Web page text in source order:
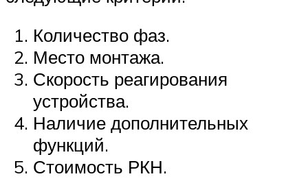
Количество фаз.
Место монтажа.
Скорость реагирования
устройства.
Наличие дополнительных
функций.
Стоимость РКН.